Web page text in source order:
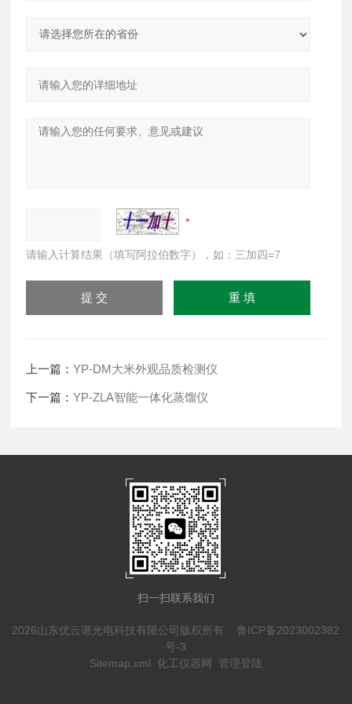
请输入计算结果（填写阿拉伯数字），如：三加四=7
上一篇：YP-DM大米外观品质检测仪
下一篇：YP-ZLA智能一体化蒸馏仪
扫一扫联系我们
2026山东优云谱光电科技有限公司版权所有 鲁ICP备2023002382
号-3
Sitemap.xml 化工仪器网 管理登陆